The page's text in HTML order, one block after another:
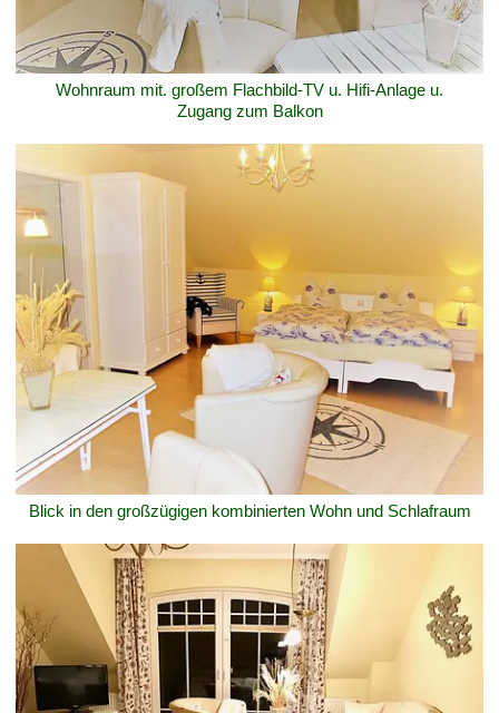
Wohnraum mit. großem Flachbild-TV u. Hifi-Anlage u.
Zugang zum Balkon
Blick in den großzügigen kombinierten Wohn und Schlafraum